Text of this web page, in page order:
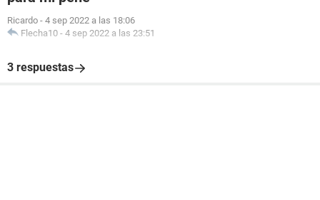
Ricardo - 4 sep 2022 a las 18:06
Flecha10 - 4 sep 2022 a las 23:51
3 respuestas